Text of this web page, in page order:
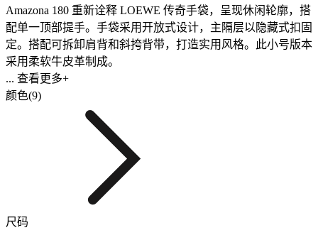
Amazona 180 重新诠释 LOEWE 传奇手袋，呈现休闲轮廓，搭
配单一顶部提手。手袋采用开放式设计，主隔层以隐藏式扣固
定。搭配可拆卸肩背和斜挎背带，打造实用风格。此小号版本
采用柔软牛皮革制成。
... 查看更多+
颜色(9)
尺码